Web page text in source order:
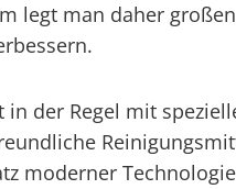
legt man daher
der Regel mit
moderner